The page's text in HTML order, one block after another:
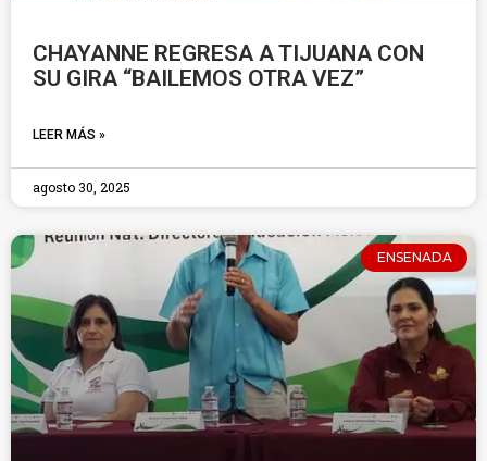
CHAYANNE REGRESA A TIJUANA CON
SU GIRA “BAILEMOS OTRA VEZ”
LEER MÁS »
agosto 30, 2025
ENSENADA